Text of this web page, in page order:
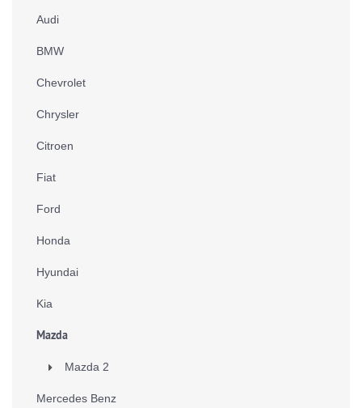
Audi
BMW
Chevrolet
Chrysler
Citroen
Fiat
Ford
Honda
Hyundai
Kia
Mazda
Mazda 2
Mercedes Benz